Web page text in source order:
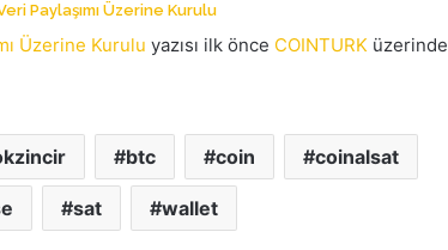
Paylaşımı Üzerine Kurulu
Üzerine Kurulu yazısı ilk önce COINTURK üzerinde
btc coin coinalsat
sat wallet